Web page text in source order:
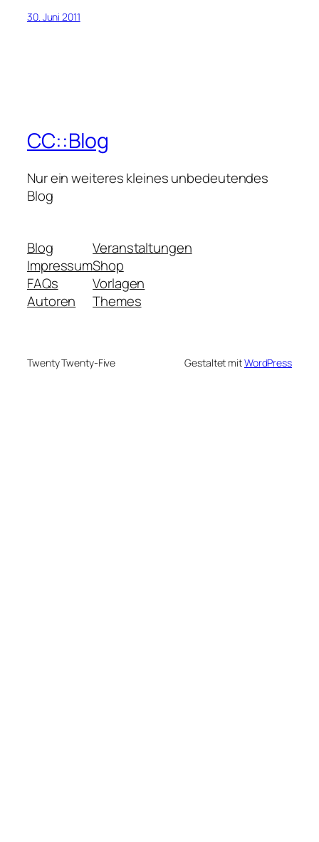
30. Juni 2011
CC::Blog
Nur ein weiteres kleines unbedeutendes
Blog
Blog
Impressum
FAQs
Autoren
Veranstaltungen
Shop
Vorlagen
Themes
Twenty Twenty-Five Gestaltet mitWordPress